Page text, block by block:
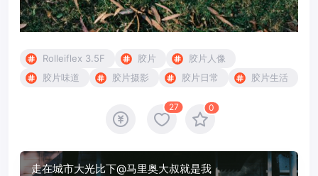
Rolleiflex 3.5F 胶片
胶片人像
胶片味道
胶片摄影 胶片日常 胶片生活
27 0
走在城市大光比下@马里奥大叔就是我